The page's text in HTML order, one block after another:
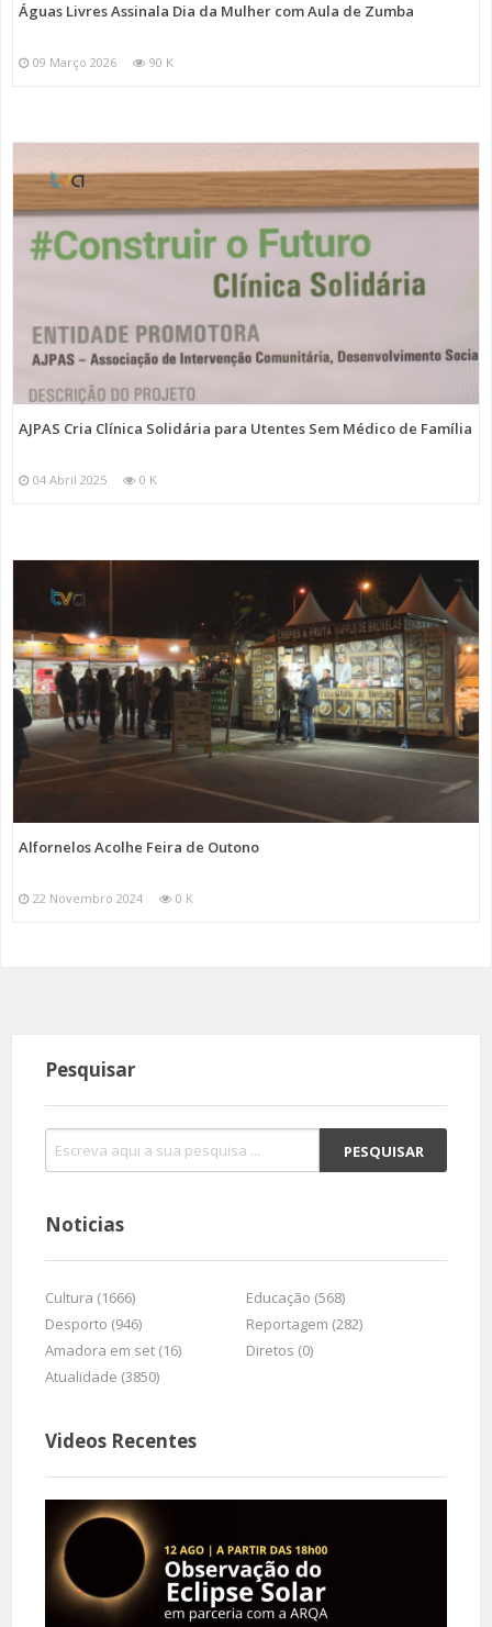
Águas Livres Assinala Dia da Mulher com Aula de Zumba
09 Março 2026 90 K
AJPAS Cria Clínica Solidária para Utentes Sem Médico de Família
04 Abril 2025 0 K
Alfornelos Acolhe Feira de Outono
22 Novembro 2024 0 K
Pesquisar
Noticias
Cultura (1666)
Educação (568)
Desporto (946)
Reportagem (282)
Amadora em set (16)
Diretos (0)
Atualidade (3850)
Videos Recentes